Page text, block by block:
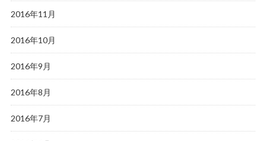
2016年11月
2016年10月
2016年9月
2016年8月
2016年7月